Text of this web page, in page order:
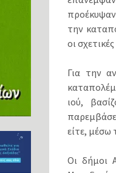
την
οι
Για την
ιού,
είτε, μέσω
Οι δήμοι